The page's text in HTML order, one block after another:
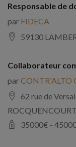
Responsable de
par FIDECA
59130
Collaborateur
parCONTR'ALTO
62 rue de
ROCQUENCOURT
35000€ -